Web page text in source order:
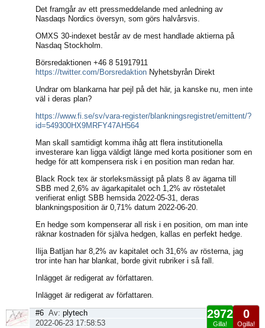
Det framgår av ett pressmeddelande med anledning av
Nasdaqs Nordics översyn, som görs halvårsvis.
OMXS 30-indexet består av de mest handlade aktierna på
Nasdaq Stockholm.
Börsredaktionen +46 8 51917911
https://twitter.com/Borsredaktion Nyhetsbyrån Direkt
Undrar om blankarna har pejl på det här, ja kanske nu, men inte
väl i deras plan?
https://www.fi.se/sv/vara-register/blankningsregistret/emittent/?
id=549300HX9MRFY47AH564
Man skall samtidigt komma ihåg att flera institutionella
investerare kan ligga väldigt länge med korta positioner som en
hedge för att kompensera risk i en position man redan har.
Black Rock tex är storleksmässigt på plats 8 av ägarna till
SBB med 2,6% av ägarkapitalet och 1,2% av röstetalet
verifierat enligt SBB hemsida 2022-05-31, deras
blankningsposition är 0,71% datum 2022-06-20.
En hedge som kompenserar all risk i en position, om man inte
räknar kostnaden för själva hedgen, kallas en perfekt hedge.
Ilija Batljan har 8,2% av kapitalet och 31,6% av rösterna, jag
tror inte han har blankat, borde givit rubriker i så fall.
Inlägget är redigerat av författaren.
Inlägget är redigerat av författaren.
0
Ogilla!
2972
Gilla!
#6 Av: plytech
2022-06-23 17:58:53